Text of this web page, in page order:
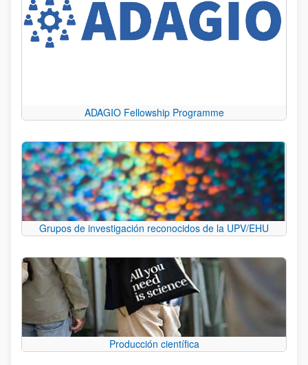
ADAGIO Fellowship Programme
Grupos de investigación reconocidos de la UPV/EHU
Producción científica